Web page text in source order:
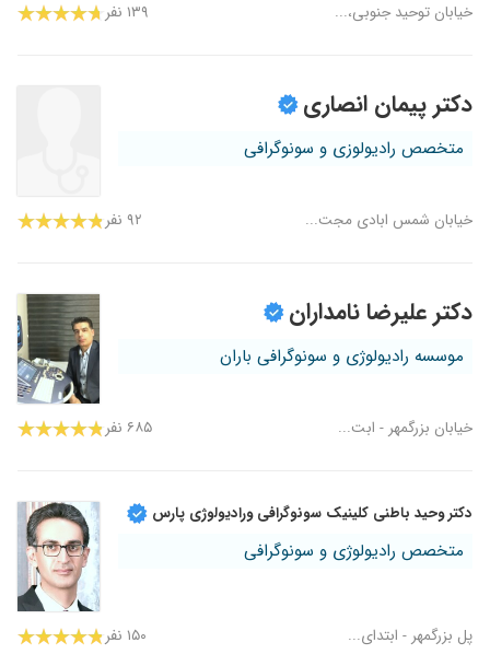
خیابان توحید جنوبی،... ۱۳۹ نفر
دکتر پیمان انصاری
متخصص رادیولوزی و سونوگرافی
خیابان شمس ابادی مجت... ۹۲ نفر
دکتر علیرضا نامداران
موسسه رادیولوژی و سونوگرافی باران
خیابان بزرگمهر - ابت... ۶۸۵ نفر
دکتر وحید باطنی کلینیک سونوگرافی ورادیولوژی پارس
متخصص رادیولوژی و سونوگرافی
پل بزرگمهر - ابتدای... ۱۵۰ نفر